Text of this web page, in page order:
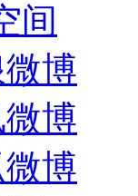
间
博
博
博